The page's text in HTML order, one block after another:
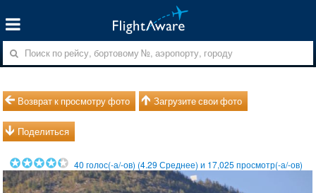
Возврат к просмотру фото Загрузите свои фото
Поделиться
40 голос(-а/-ов) (4.29 Среднее) и 17,025 просмотр(-а/-ов)